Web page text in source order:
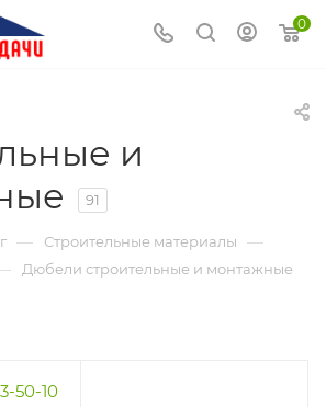
0
и
91
— Строительные материалы —
Дюбели строительные и монтажные